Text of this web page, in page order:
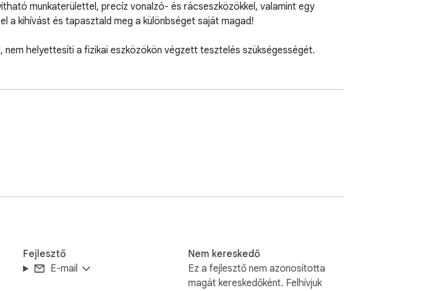
munkaterülettel, precíz vonalzó- és rácseszközökkel, valamint egy
kihívást és tapasztald meg a különbséget saját magad!
helyettesíti a fizikai eszközökön végzett tesztelés szükségességét.
Fejlesztő
E-mail
Nem kereskedő
Ez a fejlesztő nem azonosította
magát kereskedőként. Felhívjuk